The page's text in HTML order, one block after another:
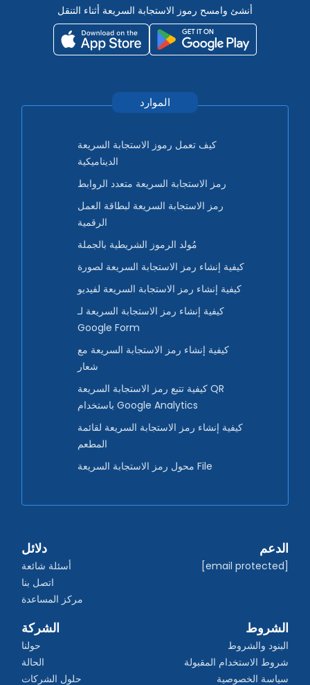
أنشئ وامسح رموز الاستجابة السريعة أثناء التنقل
الموارد
كيف تعمل رموز الاستجابة السريعة
الديناميكية
رمز الاستجابة السريعة متعدد الروابط
رمز الاستجابة السريعة لبطاقة العمل
الرقمية
مُولد الرموز الشريطية بالجملة
كيفية إنشاء رمز الاستجابة السريعة لصورة
كيفية إنشاء رمز الاستجابة السريعة لفيديو
كيفية إنشاء رمز الاستجابة السريعة لـ
Google Form
كيفية إنشاء رمز الاستجابة السريعة مع
شعار
كيفية تتبع رمز الاستجابة السريعة QR
باستخدام Google Analytics
كيفية إنشاء رمز الاستجابة السريعة لقائمة
المطعم
محول رمز الاستجابة السريعة File
دلائل
أسئلة شائعة
اتصل بنا
مركز المساعدة
الدعم
[email protected]
الشركة
حولنا
الحالة
حلول الشركات
الشروط
البنود والشروط
شروط الاستخدام المقبولة
سياسة الخصوصية